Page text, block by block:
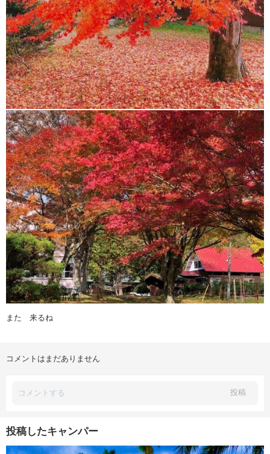
また 来るね
コメントはまだありません
投稿
投稿したキャンパー